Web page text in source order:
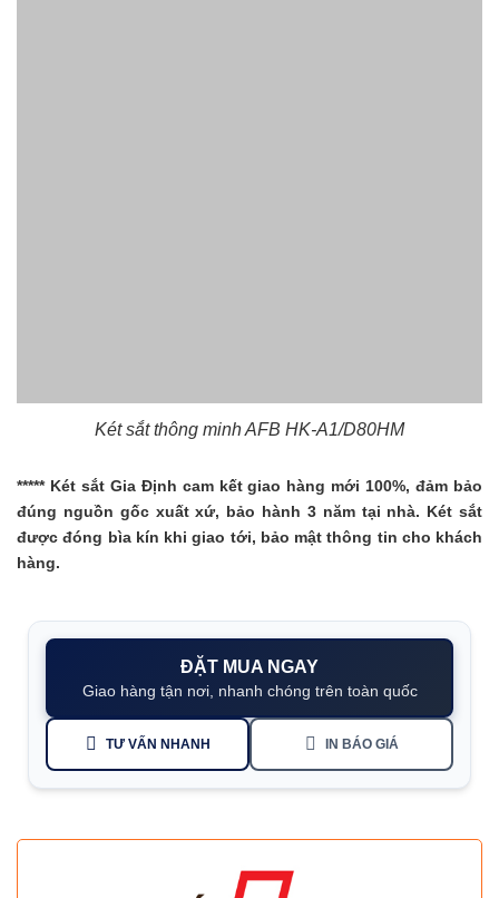
Két sắt thông minh AFB HK-A1/D80HM
***** Két sắt Gia Định cam kết giao hàng mới 100%, đảm bảo
đúng nguồn gốc xuất xứ, bảo hành 3 năm tại nhà. Két sắt
được đóng bìa kín khi giao tới, bảo mật thông tin cho khách
hàng.
ĐẶT MUA NGAY
Giao hàng tận nơi, nhanh chóng trên toàn quốc
TƯ VẤN NHANH IN BÁO GIÁ